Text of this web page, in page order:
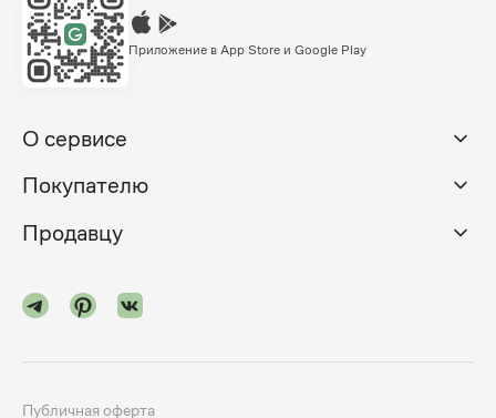
Приложение в App Store и Google Play
О сервисе
Покупателю
Продавцу
Публичная оферта